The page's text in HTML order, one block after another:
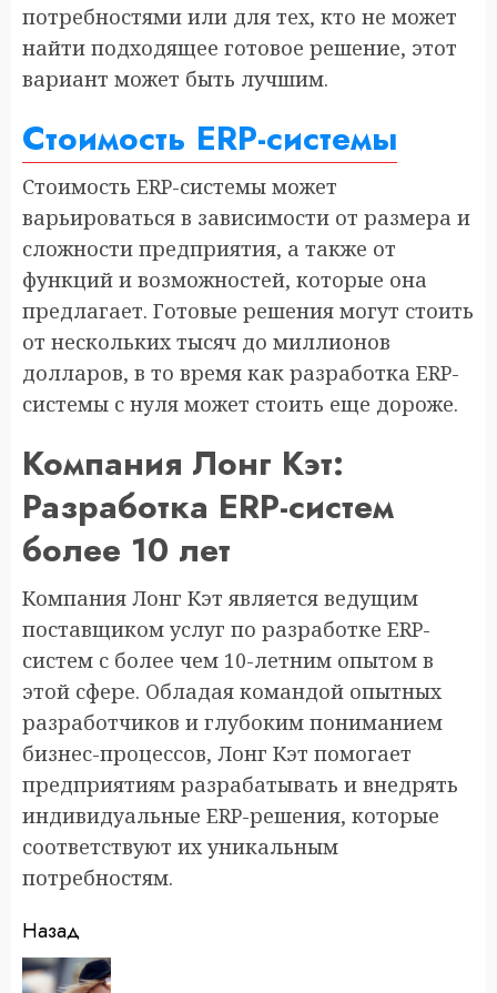
потребностями или для тех, кто не может
найти подходящее готовое решение, этот
вариант может быть лучшим.
Стоимость ERP-системы
Стоимость ERP-системы может
варьироваться в зависимости от размера и
сложности предприятия, а также от
функций и возможностей, которые она
предлагает. Готовые решения могут стоить
от нескольких тысяч до миллионов
долларов, в то время как разработка ERP-
системы с нуля может стоить еще дороже.
Компания Лонг Кэт:
Разработка ERP-систем
более 10 лет
Компания Лонг Кэт является ведущим
поставщиком услуг по разработке ERP-
систем с более чем 10-летним опытом в
этой сфере. Обладая командой опытных
разработчиков и глубоким пониманием
бизнес-процессов, Лонг Кэт помогает
предприятиям разрабатывать и внедрять
индивидуальные ERP-решения, которые
соответствуют их уникальным
потребностям.
Продолжить
чтение
Назад